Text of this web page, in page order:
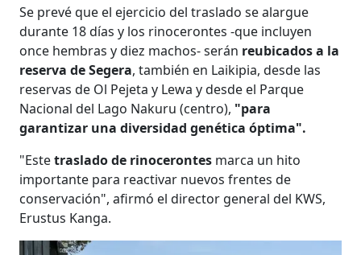
Se prevé que el ejercicio del traslado se alargue
durante 18 días y los rinocerontes -que incluyen
once hembras y diez machos- serán reubicados a la
reserva de Segera, también en Laikipia, desde las
reservas de Ol Pejeta y Lewa y desde el Parque
Nacional del Lago Nakuru (centro), "para
garantizar una diversidad genética óptima".
"Estetraslado de rinocerontes marca un hito
importante para reactivar nuevos frentes de
conservación", afirmó el director general del KWS,
Erustus Kanga.